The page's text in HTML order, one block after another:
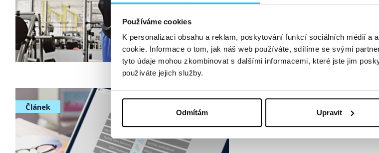
Používáme cookies
K personalizaci obsahu a reklam, poskytování funkcí sociálních médií a
cookie. Informace o tom, jak náš web používáte, sdílíme se svými
tyto údaje mohou zkombinovat s dalšími informacemi, které jste jim
používáte jejich služby.
Odmítám Upravit
Článek
B2B marketing:
trendy #2024